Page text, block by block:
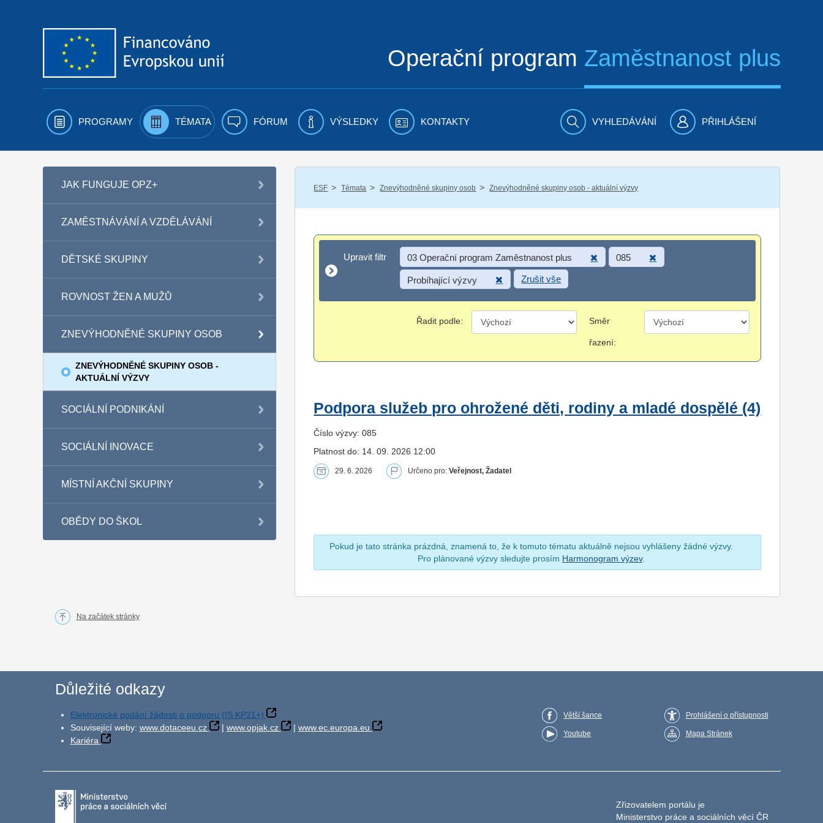
Operační program Zaměstnanost plus
PROGRAMY TÉMATA FÓRUM VÝSLEDKY KONTAKTY VYHLEDÁVÁNÍ PŘIHLÁŠENÍ
JAK FUNGUJE OPZ+
ZAMĚSTNÁVÁNÍ A VZDĚLÁVÁNÍ
DĚTSKÉ SKUPINY
ROVNOST ŽEN A MUŽŮ
ZNEVÝHODNĚNÉ SKUPINY OSOB
ZNEVÝHODNĚNÉ SKUPINY OSOB -
AKTUÁLNÍ VÝZVY
SOCIÁLNÍ PODNIKÁNÍ
SOCIÁLNÍ INOVACE
MÍSTNÍ AKČNÍ SKUPINY
OBĚDY DO ŠKOL
ESF / Témata / Znevýhodněné skupiny osob / Znevýhodněné skupiny osob - aktuální výzvy
Upravit filtr
Upravit filtr 03 Operační program Zaměstnanost plus 085
Probíhající výzvy Zrušit vše
Řadit podle: Směr
řazení:
Podpora služeb pro ohrožené děti, rodiny a mladé dospělé (4)
Číslo výzvy: 085
Platnost do: 14. 09. 2026 12:00
29. 6. 2026 Určeno pro:Veřejnost, Žadatel
Pokud je tato stránka prázdná, znamená to, že k tomuto tématu aktuálně nejsou vyhlášeny žádné výzvy.
Pro plánované výzvy sledujte prosím Harmonogram výzev.
Na začátek stránky
Důležité odkazy
Elektronické podání žádosti o podporu (IS KP21+)
Související weby: www.dotaceeu.cz | www.opjak.cz | www.ec.europa.eu
Kariéra
Větší šance
Youtube
Prohlášení o přístupnosti
Mapa Stránek
Zřizovatelem portálu je
Ministerstvo práce a sociálních věcí ČR